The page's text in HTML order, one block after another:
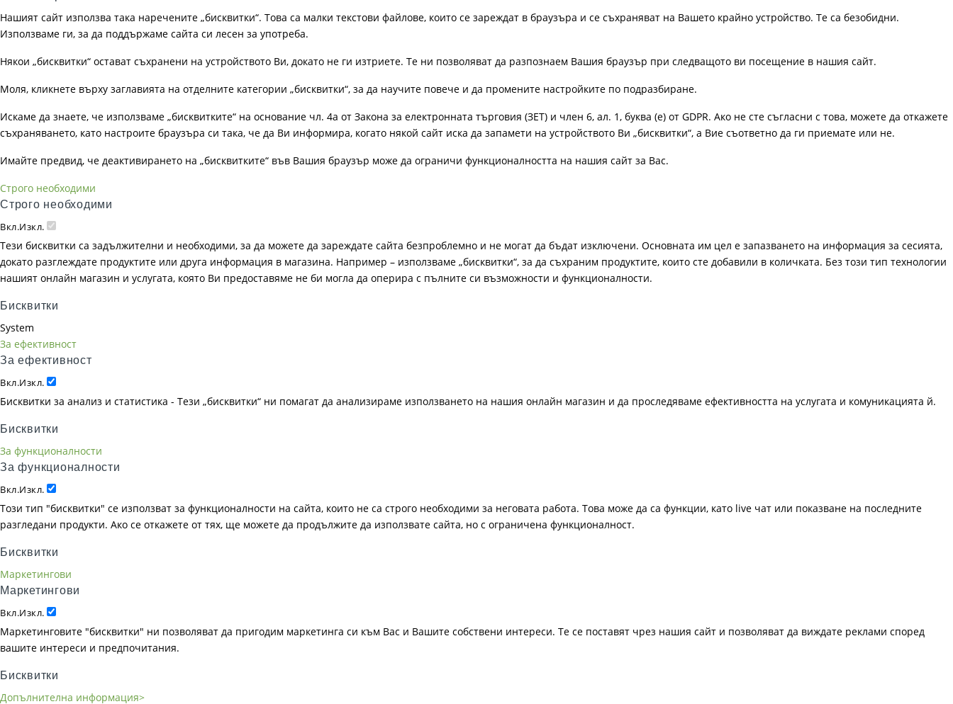
Нашият сайт използва така наречените „бисквитки“. Това са малки текстови файлове, които се зареждат в браузъра и се съхраняват на Вашето крайно устройство. Те са безобидни.
Използваме ги, за да поддържаме сайта си лесен за употреба.
Някои „бисквитки“ остават съхранени на устройството Ви, докато не ги изтриете. Те ни позволяват да разпознаем Вашия браузър при следващото ви посещение в нашия сайт.
Моля, кликнете върху заглавията на отделните категории „бисквитки“, за да научите повече и да промените настройките по подразбиране.
Искаме да знаете, че използваме „бисквитките“ на основание чл. 4а от Закона за електронната търговия (ЗЕТ) и член 6, ал. 1, буква (е) от GDPR. Ако не сте съгласни с това, можете да откажете
съхраняването, като настроите браузъра си така, че да Ви информира, когато някой сайт иска да запамети на устройството Ви „бисквитки“, а Вие съответно да ги приемате или не.
Имайте предвид, че деактивирането на „бисквитките“ във Вашия браузър може да ограничи функционалността на нашия сайт за Вас.
Строго необходими
Строго необходими
Вкл.Изкл.
Тези бисквитки са задължителни и необходими, за да можете да зареждате сайта безпроблемно и не могат да бъдат изключени. Основната им цел е запазването на информация за сесията,
докато разглеждате продуктите или друга информация в магазина. Например – използваме „бисквитки“, за да съхраним продуктите, които сте добавили в количката. Без този тип технологии
нашият онлайн магазин и услугата, която Ви предоставяме не би могла да оперира с пълните си възможности и функционалности.
Бисквитки
System
За ефективност
За ефективност
Вкл.Изкл.
Бисквитки за анализ и статистика - Тези „бисквитки“ ни помагат да анализираме използването на нашия онлайн магазин и да проследяваме ефективността на услугата и комуникацията й.
Бисквитки
За функционалности
За функционалности
Вкл.Изкл.
Този тип "бисквитки" се използват за функционалности на сайта, които не са строго необходими за неговата работа. Това може да са функции, като live чат или показване на последните
разгледани продукти. Ако се откажете от тях, ще можете да продължите да използвате сайта, но с ограничена функционалност.
Бисквитки
Маркетингови
Маркетингови
Вкл.Изкл.
Маркетинговите "бисквитки" ни позволяват да пригодим маркетинга си към Вас и Вашите собствени интереси. Те се поставят чрез нашия сайт и позволяват да виждате реклами според
вашите интереси и предпочитания.
Бисквитки
Допълнителна информация>